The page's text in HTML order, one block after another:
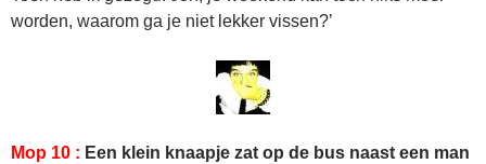
worden, waarom ga je niet lekker vissen?’
Mop 10 : Een klein knaapje zat op de bus naast een man